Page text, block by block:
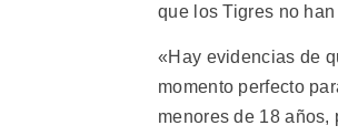
que los Tigres no
«Hay evidencias de
momento perfecto
menores de 18